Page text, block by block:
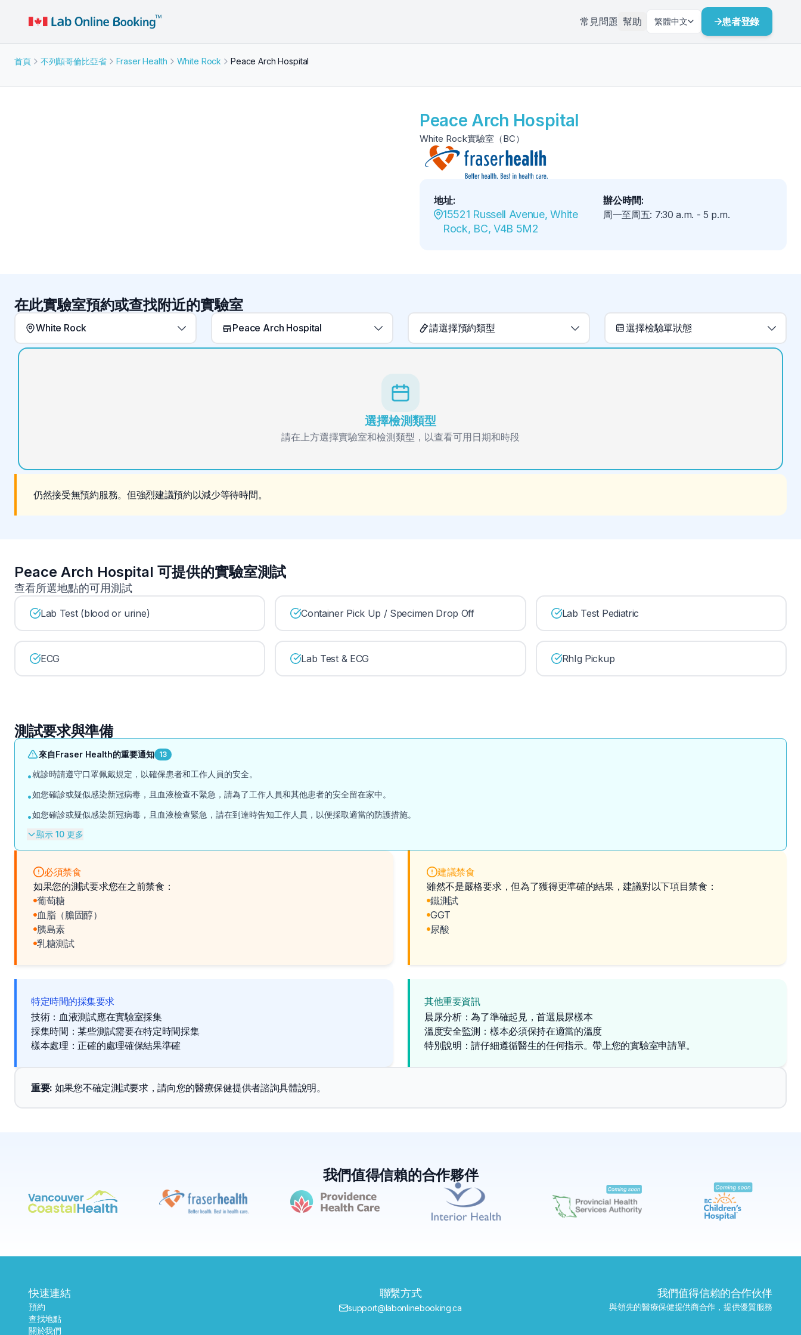
常見問題 幫助 繁體中文 患者登錄
首頁 不列顛哥倫比亞省 Fraser Health White Rock Peace Arch Hospital
Peace Arch Hospital
White Rock實驗室（BC）
地址:
15521 Russell Avenue, White
Rock, BC, V4B 5M2
辦公時間:
周一至周五: 7:30 a.m. -5 p.m.
在此實驗室預約或查找附近的實驗室
White Rock Peace Arch Hospital 請選擇預約類型 選擇檢驗單狀態
選擇檢測類型
請在上方選擇實驗室和檢測類型，以查看可用日期和時段
仍然接受無預約服務。但強烈建議預約以減少等待時間。
Peace Arch Hospital 可提供的實驗室測試
查看所選地點的可用測試
Lab Test (blood or urine) Container Pick Up / Specimen Drop Off Lab Test Pediatric
ECG Lab Test & ECG RhIg Pickup
測試要求與準備
來自Fraser Health的重要通知 13
•就診時請遵守口罩佩戴規定，以確保患者和工作人員的安全。
•如您確診或疑似感染新冠病毒，且血液檢查不緊急，請為了工作人員和其他患者的安全留在家中。
•如您確診或疑似感染新冠病毒，且血液檢查緊急，請在到達時告知工作人員，以便採取適當的防護措施。
顯示 10 更多
必須禁食
如果您的測試要求您在之前禁食：
葡萄糖
血脂（膽固醇）
胰島素
乳糖測試
建議禁食
雖然不是嚴格要求，但為了獲得更準確的結果，建議對以下項目禁食：
鐵測試
GGT
尿酸
特定時間的採集要求
技術：血液測試應在實驗室採集
採集時間：某些測試需要在特定時間採集
樣本處理：正確的處理確保結果準確
其他重要資訊
晨尿分析：為了準確起見，首選晨尿樣本
溫度安全監測：樣本必須保持在適當的溫度
特別說明：請仔細遵循醫生的任何指示。帶上您的實驗室申請單。
重要: 如果您不確定測試要求，請向您的醫療保健提供者諮詢具體說明。
我們值得信賴的合作夥伴
快速連結
預約
查找地點
關於我們
聯繫方式
support@labonlinebooking.ca
我們值得信賴的合作伙伴
與領先的醫療保健提供商合作，提供優質服務